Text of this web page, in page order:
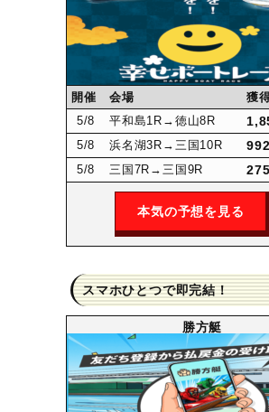
開催 会場
獲
5/8 平和島1R →徳山8R
5/8 浜名湖3R →三国10R
5/8 三国7R →三国9R
本気の予想を見る
スマホひとつで即完結！
勝方艇